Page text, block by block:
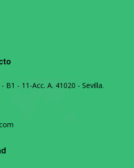
B1 - 11-Acc. A. 41020 - Sevilla.